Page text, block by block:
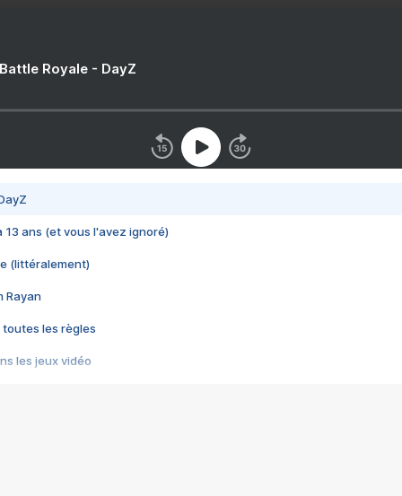
Royale - DayZ
13 ans (et vous l'avez ignoré)
(littéralement)
Rayan
toutes les règles
les jeux vidéo